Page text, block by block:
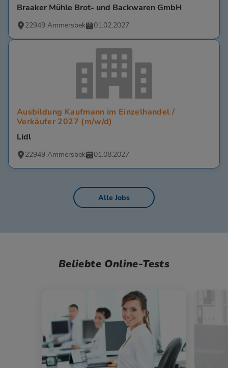
Braaker Mühle Brot- und Backwaren GmbH
22949 Ammersbek 01.02.2027
Ausbildung Kaufmann im Einzelhandel /
Verkäufer 2027 (m/w/d)
Lidl
22949 Ammersbek 01.08.2027
Alle Jobs
Beliebte Online-Tests